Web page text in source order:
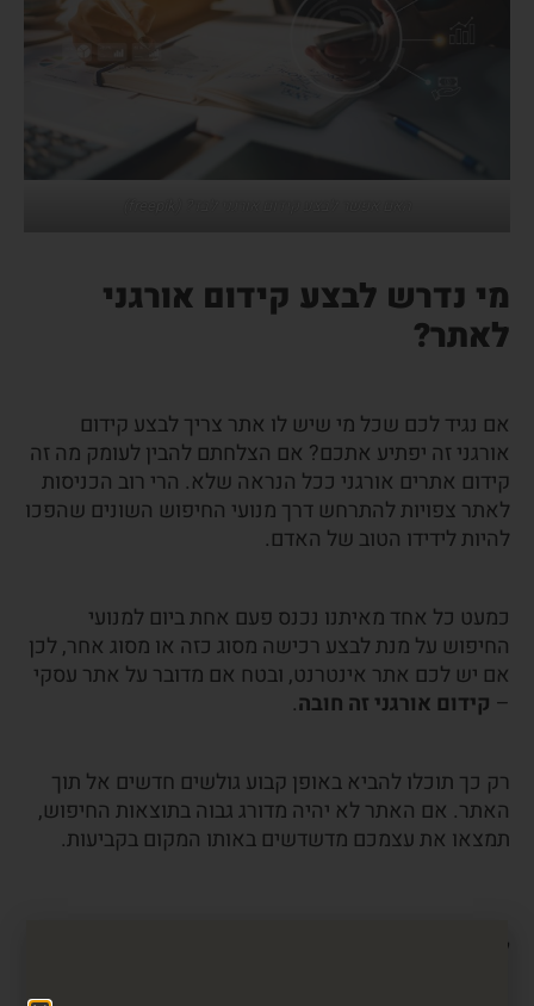
מי נדרש לבצע קידום אורגני
לאתר?
אם נגיד לכם שכל מי שיש לו אתר צריך לבצע קידום
אורגני זה יפתיע אתכם? אם הצלחתם להבין לעומק מה זה
קידום אתרים אורגני ככל הנראה שלא. הרי רוב הכניסות
לאתר צפויות להתרחש דרך מנועי החיפוש השונים שהפכו
להיות לידידו הטוב של האדם.
כמעט כל אחד מאיתנו נכנס פעם אחת ביום למנועי
החיפוש על מנת לבצע רכישה מסוג כזה או מסוג אחר, לכן
אם יש לכם אתר אינטרנט, ובטח אם מדובר על אתר עסקי
– קידום אורגני זה חובה.
רק כך תוכלו להביא באופן קבוע גולשים חדשים אל תוך
האתר. אם האתר לא יהיה מדורג גבוה בתוצאות החיפוש,
תמצאו את עצמכם מדשדשים באותו המקום בקביעות.
להפסיק לשלם לפייסבוק וגוגל